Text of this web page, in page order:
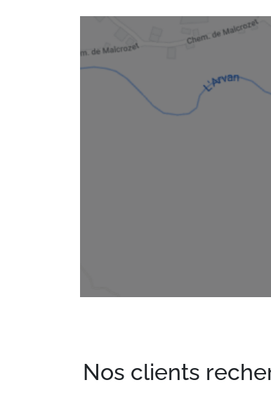
Nos clients